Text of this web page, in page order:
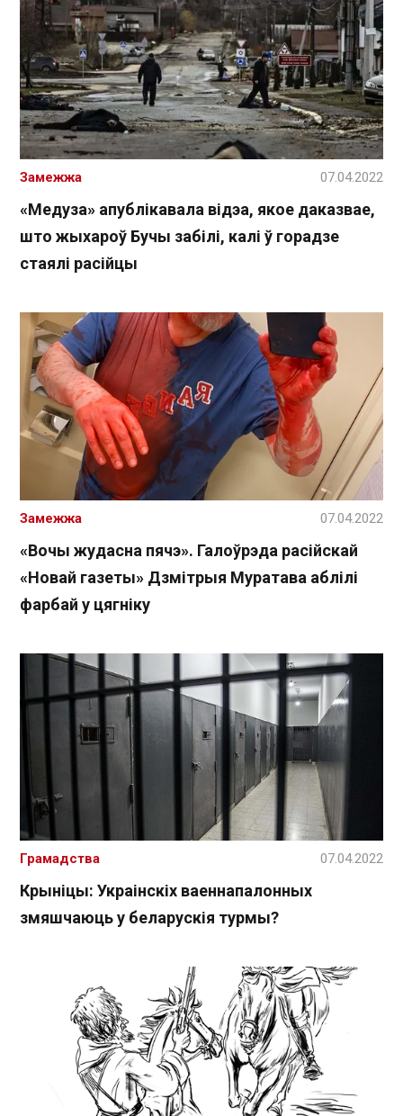
«Медуза» апублікавала відэа, якое даказвае,
што жыхароў Бучы забілі, калі ў горадзе
стаялі расійцы
Замежжа 07.04.2022
«Вочы жудасна пячэ». Галоўрэда расійскай
«Новай газеты» Дзмітрыя Муратава аблілі
фарбай у цягніку
Замежжа 07.04.2022
Крыніцы: Украінскіх ваеннапалонных
змяшчаюць у беларускія турмы?
Грамадства 07.04.2022